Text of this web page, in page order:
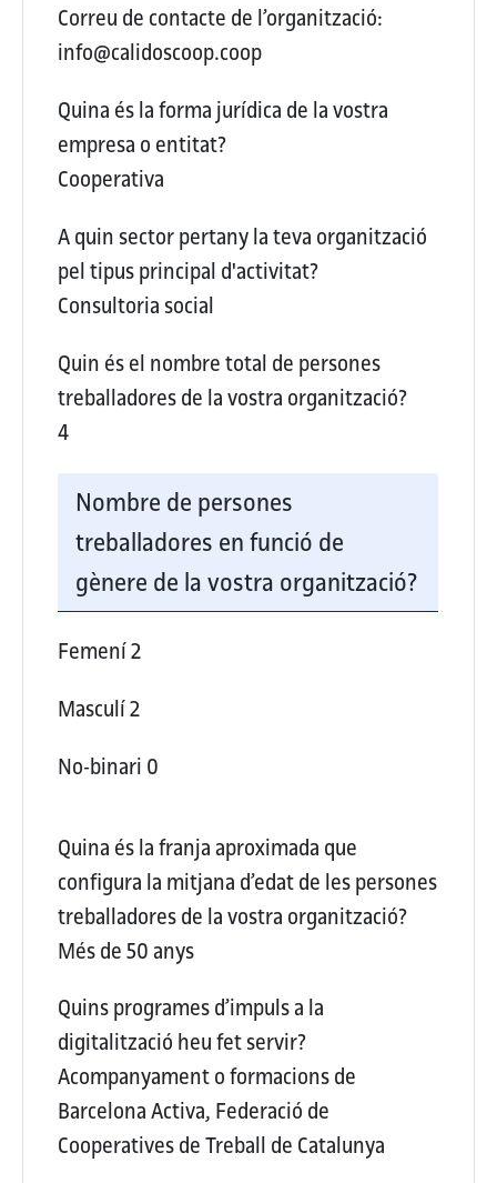
Correu de contacte de l’organització:
info@calidoscoop.coop
Quina és la forma jurídica de la vostra
empresa o entitat?
Cooperativa
A quin sector pertany la teva organització
pel tipus principal d'activitat?
Consultoria social
Quin és el nombre total de persones
treballadores de la vostra organització?
4
Nombre de persones
treballadores en funció de
gènere de la vostra organització?
Femení2
Masculí2
No-binari 0
Quina és la franja aproximada que
configura la mitjana d’edat de les persones
treballadores de la vostra organització?
Més de 50 anys
Quins programes d’impuls a la
digitalització heu fet servir?
Acompanyament o formacions de
Barcelona Activa, Federació de
Cooperatives de Treball de Catalunya